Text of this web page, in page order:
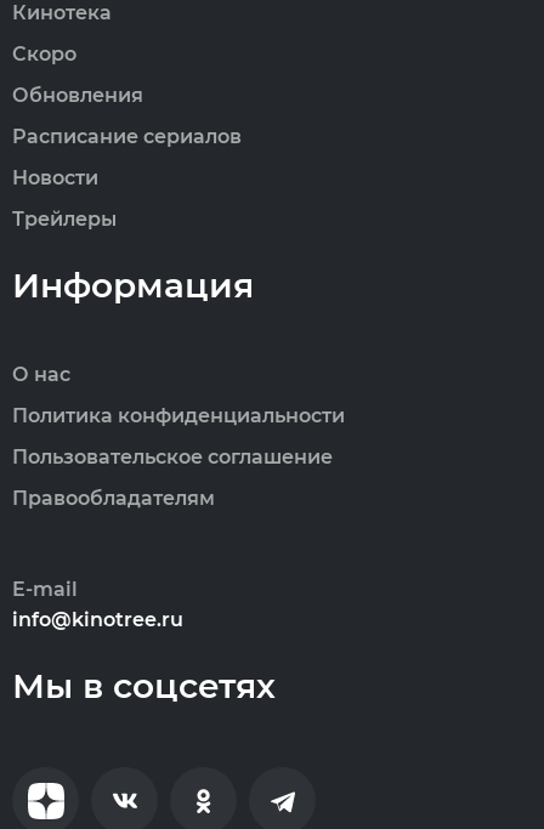
Кинотека
Скоро
Обновления
Расписание сериалов
Новости
Трейлеры
Информация
О нас
Политика конфиденциальности
Пользовательское соглашение
Правообладателям
E-mail
info@kinotree.ru
Мы в соцсетях